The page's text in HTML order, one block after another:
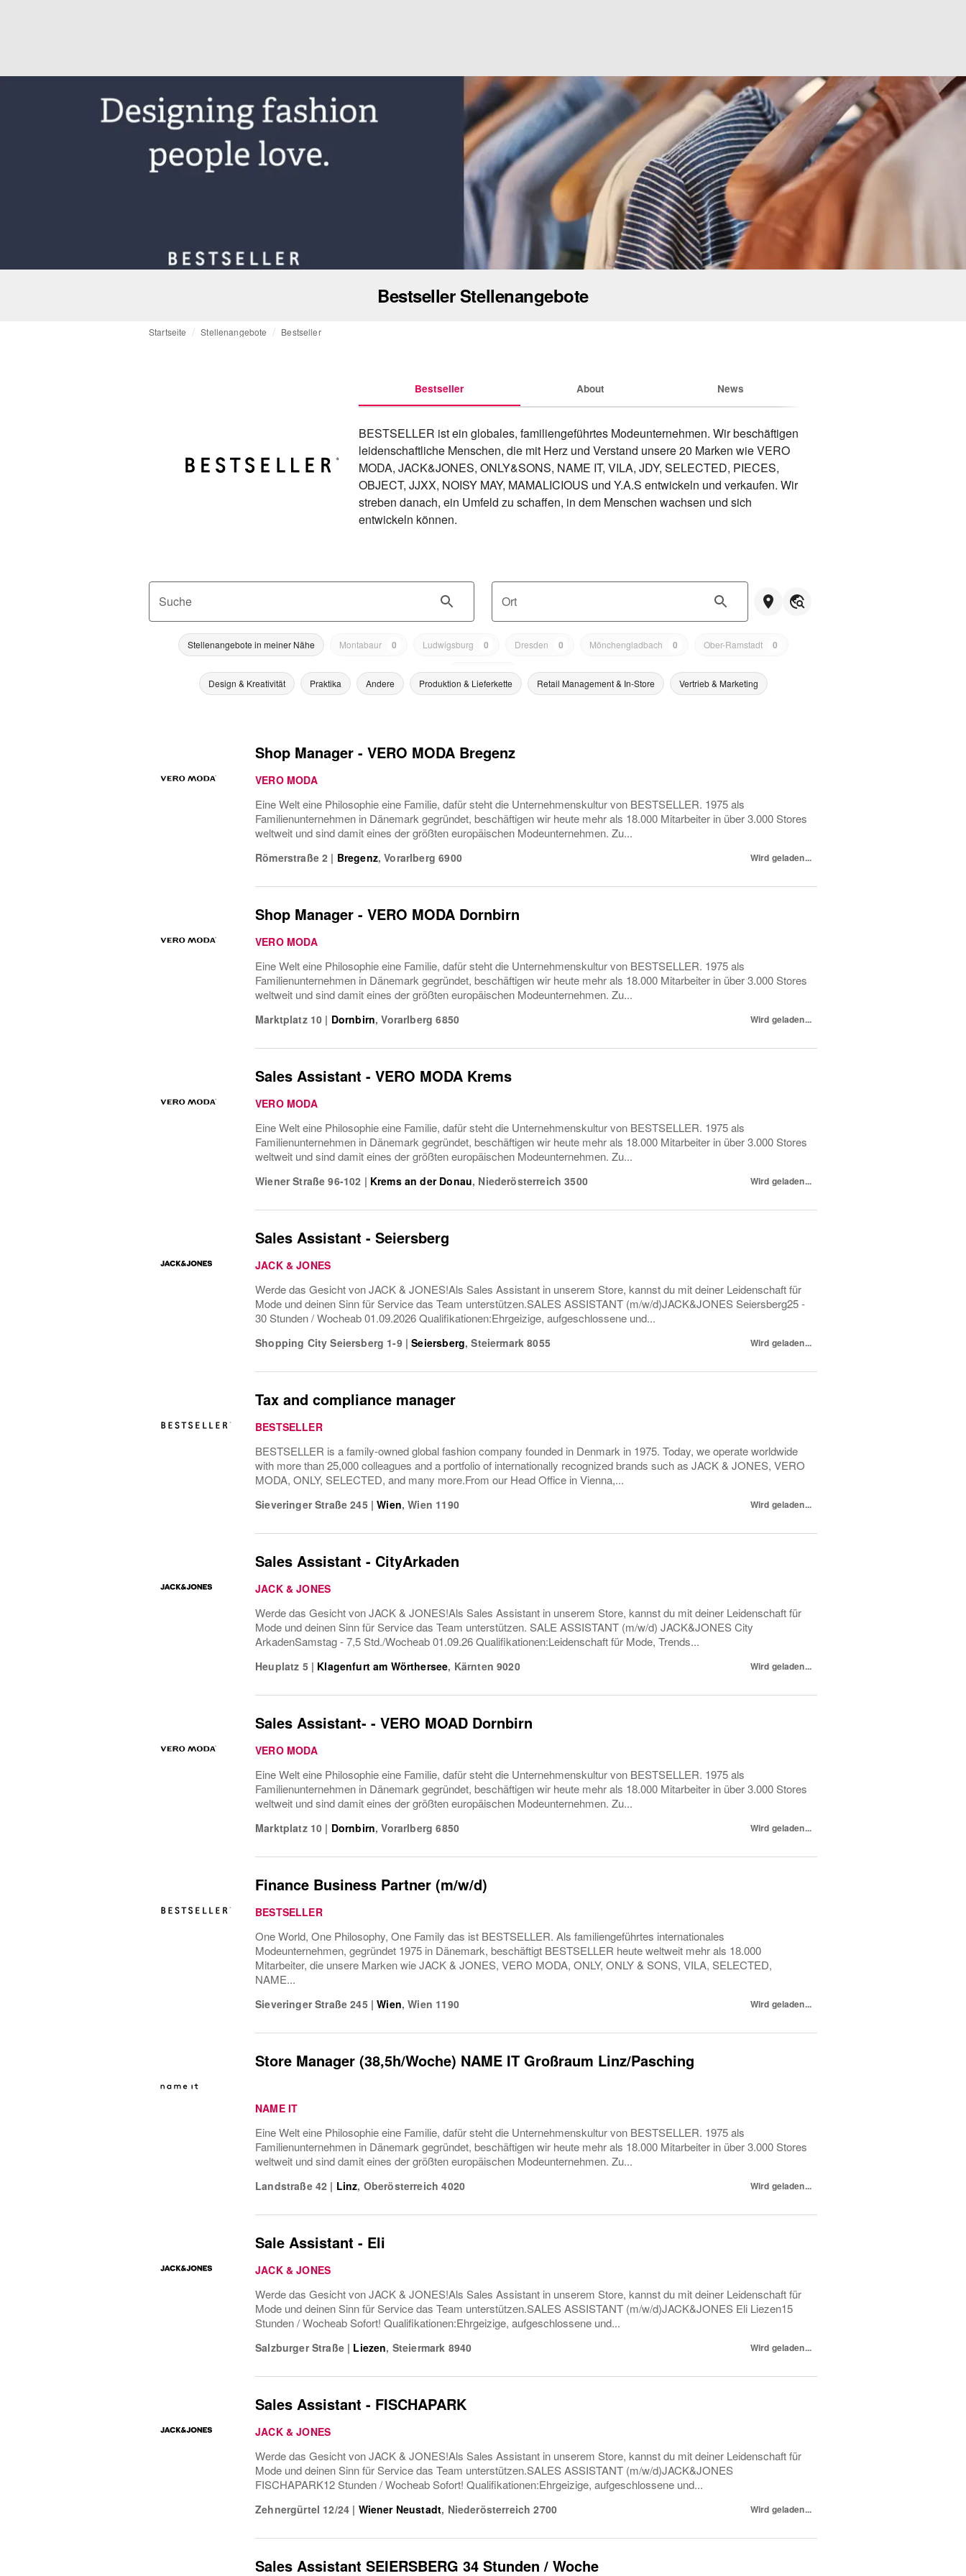
Bestseller Stellenangebote
Startseite Stellenangebote Bestseller
Bestseller About News
BESTSELLER ist ein globales, familiengeführtes Modeunternehmen. Wir beschäftigen
leidenschaftliche Menschen, die mit Herz und Verstand unsere 20 Marken wie VERO
MODA, JACK&JONES, ONLY&SONS, NAME IT, VILA, JDY, SELECTED, PIECES,
OBJECT, JJXX, NOISY MAY, MAMALICIOUS und Y.A.S entwickeln und verkaufen. Wir
streben danach, ein Umfeld zu schaffen, in dem Menschen wachsen und sich
entwickeln können.
Suche Ort
Stellenangebote in meiner Nähe Montabaur 0 Ludwigsburg 0 Dresden 0 Mönchengladbach 0 Ober-Ramstadt 0
Karlsruhe 0
Design & Kreativität Praktika Andere Produktion & Lieferkette Retail Management & In-Store Vertrieb & Marketing
Shop Manager - VERO MODA Bregenz
VERO MODA
Eine Welt eine Philosophie eine Familie, dafür steht die Unternehmenskultur von BESTSELLER. 1975 als
Familienunternehmen in Dänemark gegründet, beschäftigen wir heute mehr als 18.000 Mitarbeiter in über 3.000 Stores
weltweit und sind damit eines der größten europäischen Modeunternehmen. Zu...
Römerstraße 2 | Bregenz,Vorarlberg 6900 Wird geladen...
Shop Manager - VERO MODA Dornbirn
VERO MODA
Eine Welt eine Philosophie eine Familie, dafür steht die Unternehmenskultur von BESTSELLER. 1975 als
Familienunternehmen in Dänemark gegründet, beschäftigen wir heute mehr als 18.000 Mitarbeiter in über 3.000 Stores
weltweit und sind damit eines der größten europäischen Modeunternehmen. Zu...
Marktplatz 10 | Dornbirn,Vorarlberg 6850 Wird geladen...
Sales Assistant - VERO MODA Krems
VERO MODA
Eine Welt eine Philosophie eine Familie, dafür steht die Unternehmenskultur von BESTSELLER. 1975 als
Familienunternehmen in Dänemark gegründet, beschäftigen wir heute mehr als 18.000 Mitarbeiter in über 3.000 Stores
weltweit und sind damit eines der größten europäischen Modeunternehmen. Zu...
Wiener Straße 96-102 | Krems an der Donau, Niederösterreich 3500 Wird geladen...
Sales Assistant - Seiersberg
JACK & JONES
Werde das Gesicht von JACK & JONES!Als Sales Assistant in unserem Store, kannst du mit deiner Leidenschaft für
Mode und deinen Sinn für Service das Team unterstützen.SALES ASSISTANT (m/w/d)JACK&JONES Seiersberg25 -
30 Stunden / Wocheab 01.09.2026 Qualifikationen:Ehrgeizige, aufgeschlossene und...
Shopping City Seiersberg 1-9 | Seiersberg,Steiermark 8055 Wird geladen...
Tax and compliance manager
BESTSELLER
BESTSELLER is a family-owned global fashion company founded in Denmark in 1975. Today, we operate worldwide
with more than 25,000 colleagues and a portfolio of internationally recognized brands such as JACK & JONES, VERO
MODA, ONLY, SELECTED, and many more.From our Head Office in Vienna,...
Sieveringer Straße 245 | Wien,Wien 1190 Wird geladen...
Sales Assistant - CityArkaden
JACK & JONES
Werde das Gesicht von JACK & JONES!Als Sales Assistant in unserem Store, kannst du mit deiner Leidenschaft für
Mode und deinen Sinn für Service das Team unterstützen. SALE ASSISTANT (m/w/d) JACK&JONES City
ArkadenSamstag - 7,5 Std./Wocheab 01.09.26 Qualifikationen:Leidenschaft für Mode, Trends...
Heuplatz 5 | Klagenfurt am Wörthersee, Kärnten 9020 Wird geladen...
Sales Assistant- - VERO MOAD Dornbirn
VERO MODA
Eine Welt eine Philosophie eine Familie, dafür steht die Unternehmenskultur von BESTSELLER. 1975 als
Familienunternehmen in Dänemark gegründet, beschäftigen wir heute mehr als 18.000 Mitarbeiter in über 3.000 Stores
weltweit und sind damit eines der größten europäischen Modeunternehmen. Zu...
Marktplatz 10 | Dornbirn,Vorarlberg 6850 Wird geladen...
Finance Business Partner (m/w/d)
BESTSELLER
One World, One Philosophy, One Family das ist BESTSELLER. Als familiengeführtes internationales
Modeunternehmen, gegründet 1975 in Dänemark, beschäftigt BESTSELLER heute weltweit mehr als 18.000
Mitarbeiter, die unsere Marken wie JACK & JONES, VERO MODA, ONLY, ONLY & SONS, VILA, SELECTED,
NAME...
Sieveringer Straße 245 | Wien,Wien 1190 Wird geladen...
Store Manager (38,5h/Woche) NAME IT Großraum Linz/Pasching
NAME IT
Eine Welt eine Philosophie eine Familie, dafür steht die Unternehmenskultur von BESTSELLER. 1975 als
Familienunternehmen in Dänemark gegründet, beschäftigen wir heute mehr als 18.000 Mitarbeiter in über 3.000 Stores
weltweit und sind damit eines der größten europäischen Modeunternehmen. Zu...
Landstraße 42 | Linz, Oberösterreich 4020 Wird geladen...
Sale Assistant - Eli
JACK & JONES
Werde das Gesicht von JACK & JONES!Als Sales Assistant in unserem Store, kannst du mit deiner Leidenschaft für
Mode und deinen Sinn für Service das Team unterstützen.SALES ASSISTANT (m/w/d)JACK&JONES Eli Liezen15
Stunden / Wocheab Sofort! Qualifikationen:Ehrgeizige, aufgeschlossene und...
Salzburger Straße | Liezen, Steiermark 8940 Wird geladen...
Sales Assistant - FISCHAPARK
JACK & JONES
Werde das Gesicht von JACK & JONES!Als Sales Assistant in unserem Store, kannst du mit deiner Leidenschaft für
Mode und deinen Sinn für Service das Team unterstützen.SALES ASSISTANT (m/w/d)JACK&JONES
FISCHAPARK12 Stunden / Wocheab Sofort! Qualifikationen:Ehrgeizige, aufgeschlossene und...
Zehnergürtel 12/24 | Wiener Neustadt, Niederösterreich 2700 Wird geladen...
Sales Assistant SEIERSBERG 34 Stunden / Woche